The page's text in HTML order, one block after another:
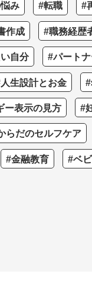
み #転職 #
作成 #職務経歴
自分 #パート
生設計とお金
ー表示の見方 #
らだのセルフケア
#金融教育 #ベ